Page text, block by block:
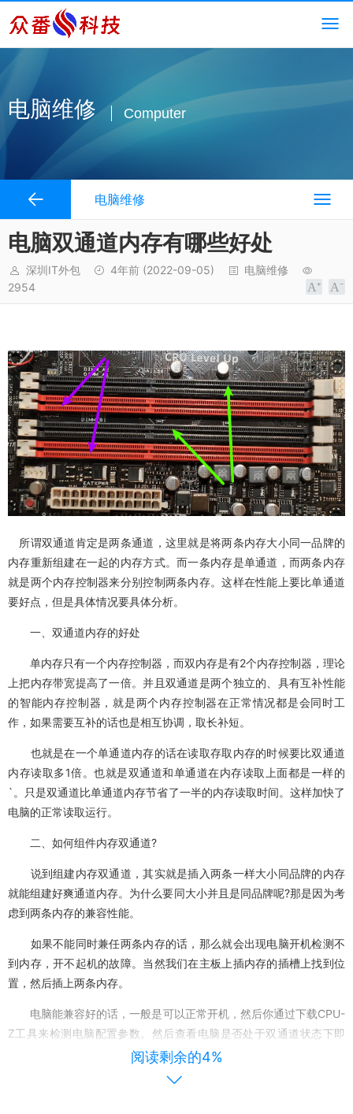
电脑维修 Computer
电脑维修
电脑双通道内存有哪些好处
深圳IT外包 4年前 (2022-09-05)
电脑维修
2954
所谓双通道肯定是两条通道，这里就是将两条内存大小同一品牌的
内存重新组建在一起的内存方式。而一条内存是单通道，而两条内存
就是两个内存控制器来分别控制两条内存。这样在性能上要比单通道
要好点，但是具体情况要具体分析。
一、双通道内存的好处
单内存只有一个内存控制器，而双内存是有2个内存控制器，理论
上把内存带宽提高了一倍。并且双通道是两个独立的、具有互补性能
的智能内存控制器，就是两个内存控制器在正常情况都是会同时工
作，如果需要互补的话也是相互协调，取长补短。
也就是在一个单通道内存的话在读取存取内存的时候要比双通道
内存读取多1倍。也就是双通道和单通道在内存读取上面都是一样的
`。只是双通道比单通道内存节省了一半的内存读取时间。这样加快了
电脑的正常读取运行。
二、如何组件内存双通道?
说到组建内存双通道，其实就是插入两条一样大小同品牌的内存
就能组建好爽通道内存。为什么要同大小并且是同品牌呢?那是因为考
虑到两条内存的兼容性能。
如果不能同时兼任两条内存的话，那么就会出现电脑开机检测不
到内存，开不起机的故障。当然我们在主板上插内存的插槽上找到位
置，然后插上两条内存。
电脑能兼容好的话，一般是可以正常开机，然后你通过下载CPU-
Z工具来检测电脑配置参数。然后查看电脑是否处于双通道状态下即
有朋友提问说电脑主板上的内存插槽有4个插槽，那么能支持四
阅读剩余的4%